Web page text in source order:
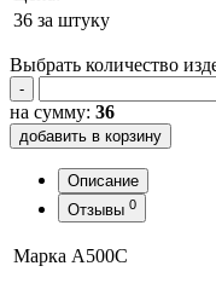
36 за штуку
Выбрать количество
-
на сумму: 36
добавить в корзину
Описание
Отзывы 0
Марка А500С